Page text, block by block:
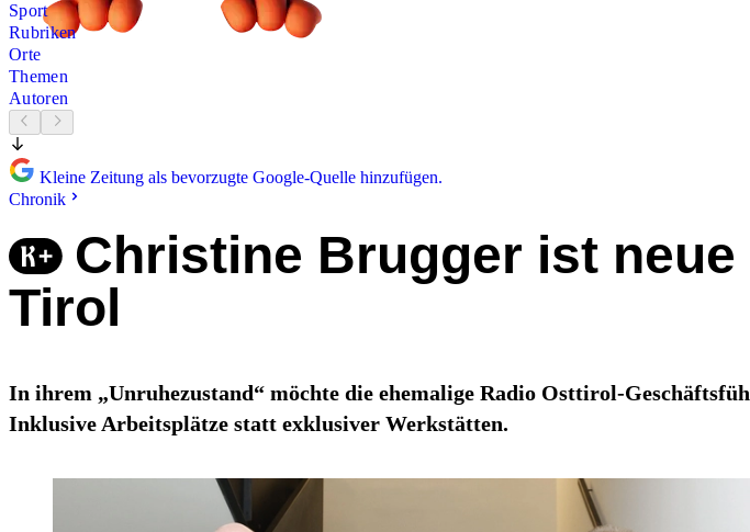
Sport
Rubriken
Orte
Themen
Autoren
Kleine Zeitung als bevorzugte Google-Quelle hinzufügen.
Chronik
Christine Brugger ist
Tirol
In ihrem „Unruhezustand“ möchte die ehemalige Radio Osttirol-
Inklusive Arbeitsplätze statt exklusiver Werkstätten.